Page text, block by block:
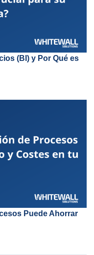
(BI) y Por Qué es
Puede Ahorrar